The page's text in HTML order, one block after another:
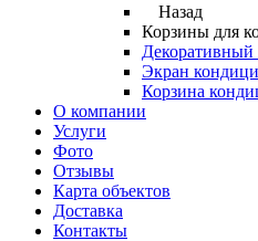
Назад
Корзины для
Декоративный
Экран
Корзина
О компании
Услуги
Фото
Отзывы
Карта объектов
Доставка
Контакты